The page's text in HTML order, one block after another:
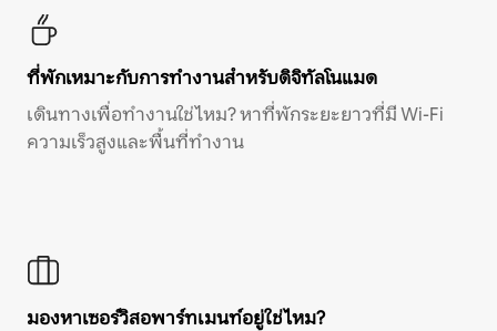
ที่พักเหมาะกับการทำงานสำหรับดิจิทัลโนแมด
เดินทางเพื่อทำงานใช่ไหม? หาที่พักระยะยาวที่มี Wi-Fi
ความเร็วสูงและพื้นที่ทำงาน
มองหาเซอร์วิสอพาร์ทเมนท์อยู่ใช่ไหม?